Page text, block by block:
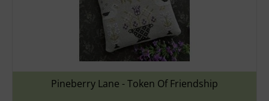
Pineberry Lane - Token Of Friendship